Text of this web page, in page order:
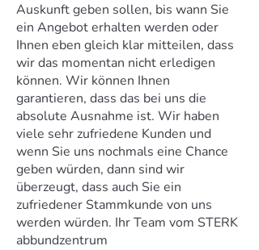
Auskunft geben sollen, bis wann Sie
ein Angebot erhalten werden oder
Ihnen eben gleich klar mitteilen, dass
wir das momentan nicht erledigen
können. Wir können Ihnen
garantieren, dass das bei uns die
absolute Ausnahme ist. Wir haben
viele sehr zufriedene Kunden und
wenn Sie uns nochmals eine Chance
geben würden, dann sind wir
überzeugt, dass auch Sie ein
zufriedener Stammkunde von uns
werden würden. Ihr Team vom STERK
abbundzentrum